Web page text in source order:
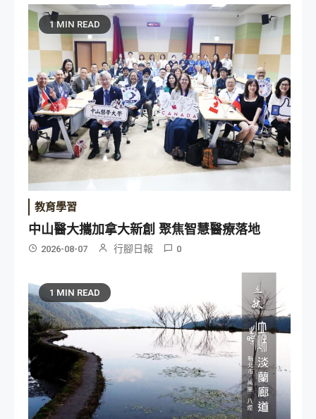
1 MIN READ
教育學習
中山醫大攜加拿大新創 聚焦智慧醫療落地
2026-08-07 行腳日報 0
1 MIN READ